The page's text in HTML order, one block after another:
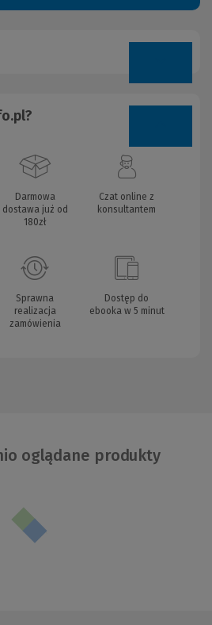
Darmowa
dostawa już od
180zł
Czat online z
konsultantem
Sprawna
realizacja
zamówienia
Dostęp do
ebooka w 5 minut
oglądane produkty